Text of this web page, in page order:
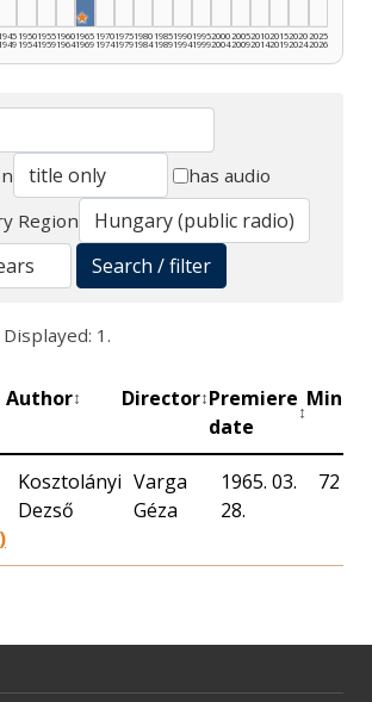
1945 1950
1954
1955
1959
1960
1964
★
1965
1969
1970
1974
1975
1979
1980
1984
1985
1989
1990
1994
1995
1999
2000
2004
2005
2009
2010
2014
2015
2019
2020
2024
2025
2026
has audio
Region
Search / filter
1.
Author↕ Director↕Premiere
date
↕
Kosztolányi
Dezső
Varga
Géza
1965. 03.
28.
72